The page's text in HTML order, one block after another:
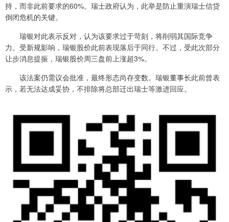
持，而非此前要求的60%。瑞士政府认为，此举是防止重演瑞士信贷
倒闭危机的关键。
瑞银对此表示反对，认为该要求过于苛刻，将削弱其国际竞争
力。受新规影响，瑞银股价此前表现落后于同行。不过，受此次部分
让步消息提振，瑞银股价周三盘前上涨超3%。
该法案仍需议会批准，最终形态尚存变数。瑞银董事长此前曾表
示，若无法达成妥协，不排除将总部迁出瑞士等激进回应。